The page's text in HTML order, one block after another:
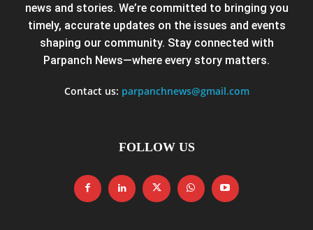
news and stories. We’re committed to bringing you
timely, accurate updates on the issues and events
shaping our community. Stay connected with
Parpanch News—where every story matters.
Contact us: parpanchnews@gmail.com
FOLLOW US